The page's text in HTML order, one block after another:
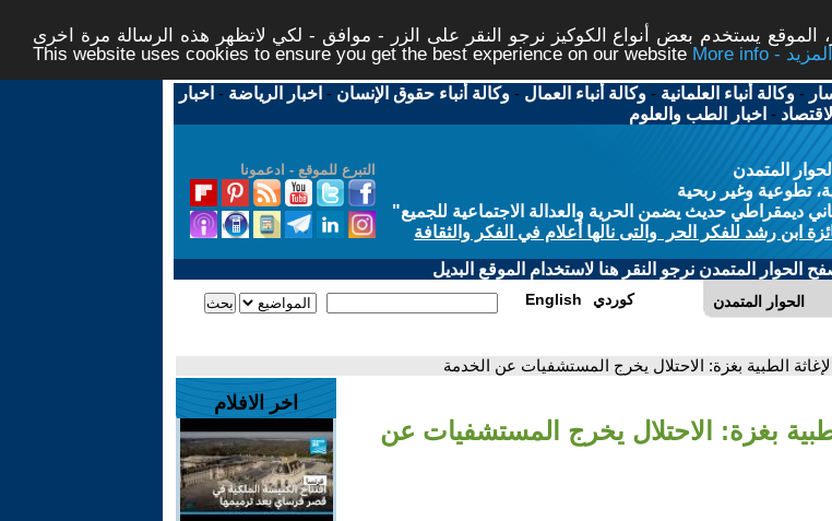
يستخدم بعض أنواع الكوكيز نرجو النقر على الزر - موافق - لكي لاتظهر هذه الرسالة مرة اخرى -
This website uses cookies to ensure you get the best experience on our website
More info - المزيد
-وكالة أنباء العلمانية -وكالة أنباء العمال -وكالة أنباء حقوق الإنسان - اخبار الرياضة - اخبار
الاقتصاد - اخبار الطب والعلوم
التبرع للموقع - ادعمونا
المتمدن
تطوعية وغير ربحية
ديمقراطي حديث يضمن الحرية والعدالة الاجتماعية للجميع"
ابن رشد للفكر الحر والتى نالها أعلام في الفكر والثقافة
الحوار المتمدن نرجو النقر هنا لاستخدام الموقع البديل
الحوار المتمدن English كوردي
الطبية بغزة: الاحتلال يخرج المستشفيات عن الخدمة
بغزة: الاحتلال يخرج المستشفيات عن
اخر الافلام